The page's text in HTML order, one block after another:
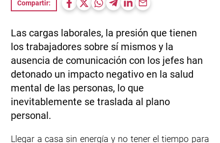
Compartir:
Las cargas laborales, la presión que tienen
los trabajadores sobre sí mismos y la
ausencia de comunicación con los jefes han
detonado un impacto negativo en la salud
mental de las personas, lo que
inevitablemente se traslada al plano
personal.
Llegar a casa sin energía y no tener el tiempo para